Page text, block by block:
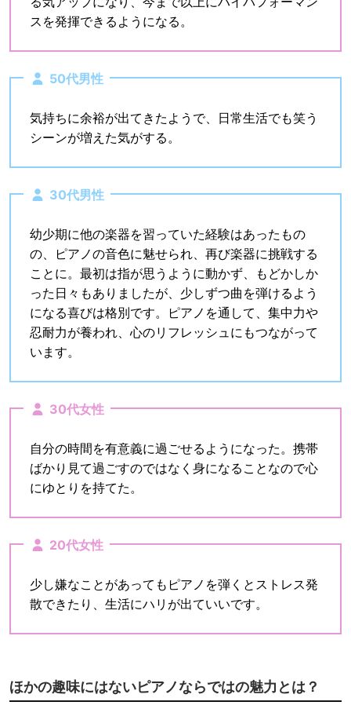
スを発揮できるようになる。
50代男性
気持ちに余裕が出てきたようで、日常生活でも笑う
シーンが増えた気がする。
30代男性
幼少期に他の楽器を習っていた経験はあったもの
の、ピアノの音色に魅せられ、再び楽器に挑戦する
ことに。最初は指が思うように動かず、もどかしか
った日々もありましたが、少しずつ曲を弾けるよう
になる喜びは格別です。ピアノを通して、集中力や
忍耐力が養われ、心のリフレッシュにもつながって
います。
30代女性
自分の時間を有意義に過ごせるようになった。携帯
ばかり見て過ごすのではなく身になることなので心
にゆとりを持てた。
20代女性
少し嫌なことがあってもピアノを弾くとストレス発
散できたり、生活にハリが出ていいです。
ほかの趣味にはないピアノならではの魅力とは？